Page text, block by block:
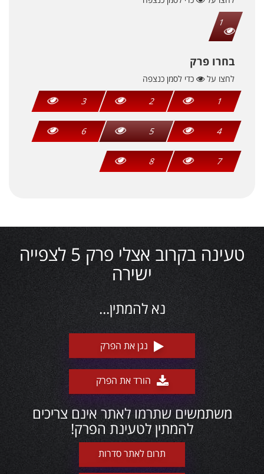
1
בחרו פרק
לחצו על
כדי לסמן כנצפה
1
2
3
4
5
6
7
8
טעינה בקרוב אצלי פרק 5 לצפייה
ישירה
נא להמתין...
נגן את הפרק
הורד את הפרק
משתמשים שתרמו לאתר אינם צריכים
להמתין לטעינת הפרק!
תרום לאתר סדרות